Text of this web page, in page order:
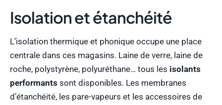
Isolation et étanchéité
L’isolation thermique et phonique occupe une place
centrale dans ces magasins. Laine de verre, laine de
roche, polystyrène, polyuréthane… tous les isolants
performants sont disponibles. Les membranes
d’étanchéité, les pare-vapeurs et les accessoires de